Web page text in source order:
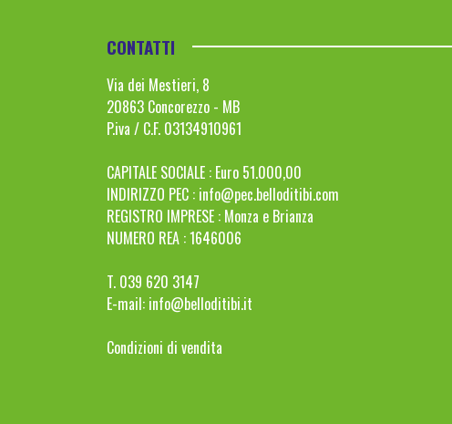
CONTATTI
Via dei Mestieri, 8
20863 Concorezzo - MB
P.iva / C.F. 03134910961
CAPITALE SOCIALE : Euro 51.000,00
INDIRIZZO PEC : info@pec.belloditibi.com
REGISTRO IMPRESE : Monza e Brianza
NUMERO REA : 1646006
T. 039 620 3147
E-mail: info@belloditibi.it
Condizioni di vendita